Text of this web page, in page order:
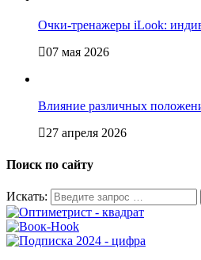
Очки-тренажеры iLook:
07 мая 2026
Влияние различных
27 апреля 2026
Поиск по сайту
Искать: